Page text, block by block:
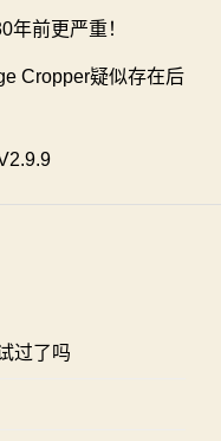
年前更严重！
Cropper疑似存在后
过了吗